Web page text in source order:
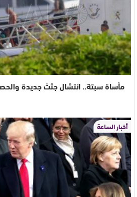
مأساة سبتة.. انتشال جثث جديدة والحصيلة
أخبار الساعة